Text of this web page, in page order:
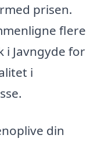
prisen.
flere
Javngyde for
i
din